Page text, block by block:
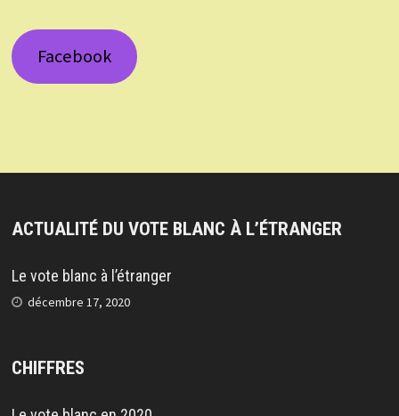
Facebook
ACTUALITÉ DU VOTE BLANC À L’ÉTRANGER
Le vote blanc à l’étranger
décembre 17, 2020
CHIFFRES